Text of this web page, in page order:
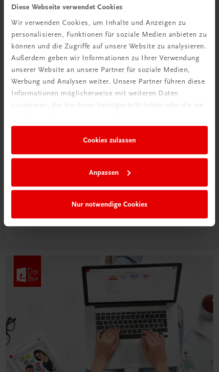
Diese Webseite verwendet Cookies
Wir verwenden Cookies, um Inhalte und Anzeigen zu
personalisieren, Funktionen für soziale Medien anbieten zu
können und die Zugriffe auf unsere Website zu analysieren.
Außerdem geben wir Informationen zu Ihrer Verwendung
unserer Website an unsere Partner für soziale Medien,
Werbung und Analysen weiter. Unsere Partner führen diese
Informationen möglicherweise mit weiteren Daten
zusammen, die Sie ihnen bereitgestellt haben oder die sie
Cookies zulassen
Anpassen
Nur notwendige Cookies
Tipps & Tricks
Mehr dazu
Neu in der DigiBox
Klassenzimmer“